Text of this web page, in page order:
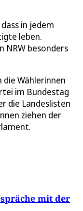
in jedem
leben.
NRW besonders
Wählerinnen
im Bundestag
die Landeslisten
ziehen der
mit der